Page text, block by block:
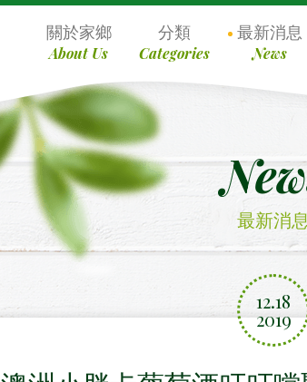
關於家鄉
About Us
分類
Categories
最新消息
News
最新消息
12.18
2019